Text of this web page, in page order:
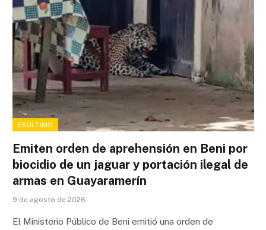
ESÚLTIMO
Emiten orden de aprehensión en Beni por
biocidio de un jaguar y portación ilegal de
armas en Guayaramerín
9 de agosto de 2026
El Ministerio Público de Beni emitió una orden de